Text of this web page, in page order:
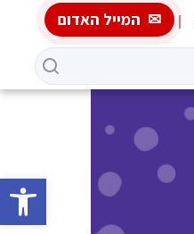
פתח
המייל האדום